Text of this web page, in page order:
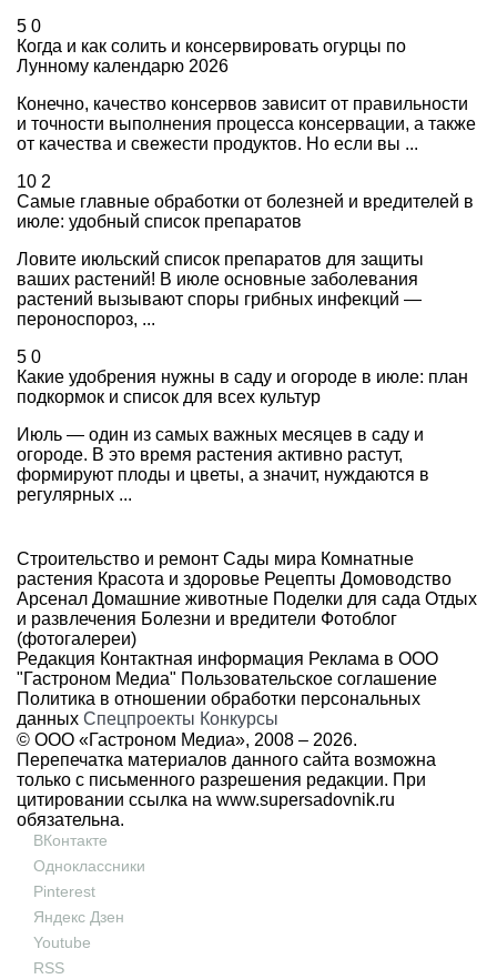
5 0
Когда и как солить и консервировать огурцы по
Лунному календарю 2026
Конечно, качество консервов зависит от правильности
и точности выполнения процесса консервации, а также
от качества и свежести продуктов. Но если вы ...
10 2
Самые главные обработки от болезней и вредителей в
июле: удобный список препаратов
Ловите июльский список препаратов для защиты
ваших растений! В июле основные заболевания
растений вызывают споры грибных инфекций —
пероноспороз, ...
5 0
Какие удобрения нужны в саду и огороде в июле: план
подкормок и список для всех культур
Июль — один из самых важных месяцев в саду и
огороде. В это время растения активно растут,
формируют плоды и цветы, а значит, нуждаются в
регулярных ...
Строительство и ремонт Сады мира Комнатные
растения Красота и здоровье Рецепты Домоводство
Арсенал Домашние животные Поделки для сада Отдых
и развлечения Болезни и вредители Фотоблог
(фотогалереи)
Редакция Контактная информация Реклама в ООО
"Гастроном Медиа" Пользовательское соглашение
Политика в отношении обработки персональных
данных Спецпроекты Конкурсы
© ООО «Гастроном Медиа», 2008 – 2026.
Перепечатка материалов данного сайта возможна
только с письменного разрешения редакции. При
цитировании ссылка на www.supersadovnik.ru
обязательна.
ВКонтакте
Одноклассники
Pinterest
Яндекс Дзен
Youtube
RSS